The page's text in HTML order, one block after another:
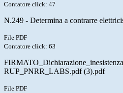
Contatore click: 47
N.249 - Determina a contrarre
File PDF
Contatore click: 63
RUP_PNRR_LABS.pdf (3).pdf
File PDF